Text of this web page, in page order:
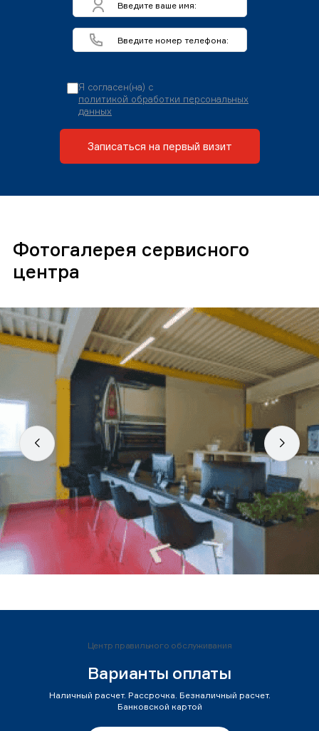
Я согласен(на) с
политикой обработки персональных
данных
Записаться на первый визит
Фотогалерея сервисного
центра
Центр правильного обслуживания
Варианты оплаты
Наличный расчет. Рассрочка. Безналичный расчет.
Банковской картой